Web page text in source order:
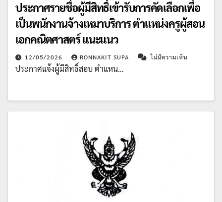
ประกาศรายชื่อผู้มีสิทธิ์เข้ารับการคัดเลือกเพื่อ
เป็นพนักงานจ้างเหมาบริการ ตำแหน่งครูผู้สอน
เอกคณิตศาสตร์ แนะแนว
12/05/2026 RONNAKIT SUPA ไม่มีความเห็น
ประกาศแจ้งผู้มีสิทธิ์สอบ ตำแหน…